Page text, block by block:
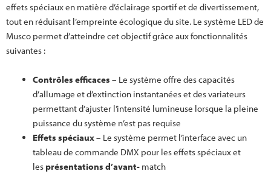
effets spéciaux en matière d’éclairage sportif et de divertissement,
tout en réduisant l’empreinte écologique du site. Le système LED de
Musco permet d’atteindre cet objectif grâce aux fonctionnalités
suivantes :
Contrôles efficaces – Le système offre des capacités
d’allumage et d’extinction instantanées et des variateurs
permettant d’ajuster l’intensité lumineuse lorsque la pleine
puissance du système n’est pas requise
Effets spéciaux– Le système permet l’interface avec un
tableau de commande DMX pour les effets spéciaux et
lesprésentations d’avant-match